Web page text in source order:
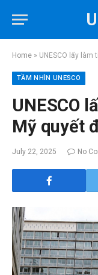
Home » UNESCO lấy
TẦM NHÌN UNESCO
UNESCO
Mỹ quyết
July 22, 2025 No